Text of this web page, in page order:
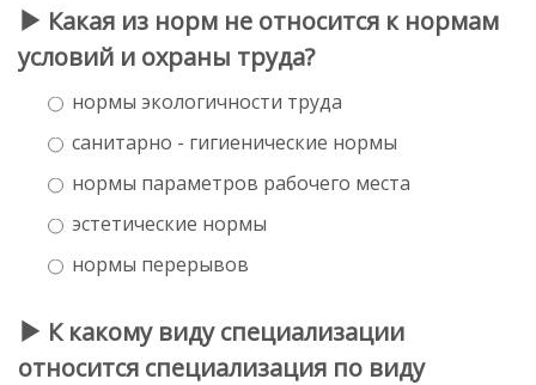
Какая из норм не относится к нормам
условий и охраны труда?
нормы экологичности труда
санитарно - гигиенические нормы
нормы параметров рабочего места
эстетические нормы
нормы перерывов
К какому виду специализации
относится специализация по виду